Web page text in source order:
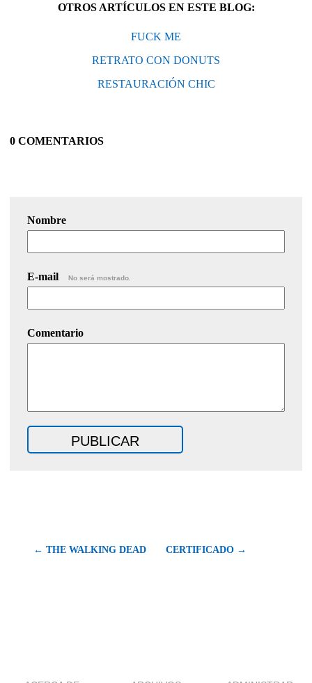
OTROS ARTÍCULOS EN ESTE BLOG:
FUCK ME
RETRATO CON DONUTS
RESTAURACIÓN CHIC
0 COMENTARIOS
Nombre
E-mail No será mostrado.
Comentario
← THE WALKING DEAD CERTIFICADO →